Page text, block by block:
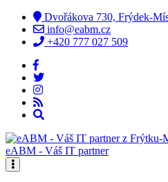
Dvořákova 730, Frýdek-
info@eabm.cz
+420 777 027 509
eABM - Váš IT partner